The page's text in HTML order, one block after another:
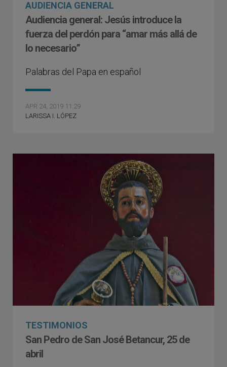
AUDIENCIA GENERAL
Audiencia general: Jesús introduce la
fuerza del perdón para “amar más allá de
lo necesario”
Palabras del Papa en español
APR 24, 2019 11:29
LARISSA I. LÓPEZ
TESTIMONIOS
San Pedro de San José Betancur, 25 de
abril